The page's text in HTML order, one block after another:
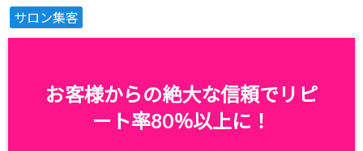
サロン集客
お客様からの絶大な信頼でリピ
ート率80％以上に！